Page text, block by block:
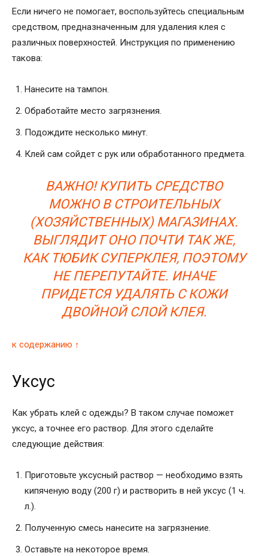
Если ничего не помогает, воспользуйтесь специальным
средством, предназначенным для удаления клея с
различных поверхностей. Инструкция по применению
такова:
Нанесите на тампон.
Обработайте место загрязнения.
Подождите несколько минут.
Клей сам сойдет с рук или обработанного предмета.
ВАЖНО! КУПИТЬ СРЕДСТВО
МОЖНО В СТРОИТЕЛЬНЫХ
(ХОЗЯЙСТВЕННЫХ) МАГАЗИНАХ.
ВЫГЛЯДИТ ОНО ПОЧТИ ТАК ЖЕ,
КАК ТЮБИК СУПЕРКЛЕЯ, ПОЭТОМУ
НЕ ПЕРЕПУТАЙТЕ. ИНАЧЕ
ПРИДЕТСЯ УДАЛЯТЬ С КОЖИ
ДВОЙНОЙ СЛОЙ КЛЕЯ.
к содержанию ↑
Уксус
Как убрать клей с одежды? В таком случае поможет
уксус, а точнее его раствор. Для этого сделайте
следующие действия:
Приготовьте уксусный раствор — необходимо взять
кипяченую воду (200 г) и растворить в ней уксус (1 ч.
л.).
Полученную смесь нанесите на загрязнение.
Оставьте на некоторое время.